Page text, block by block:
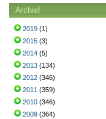
Archief
2019 (1)
2015 (3)
2014 (5)
2013 (134)
2012 (346)
2011 (359)
2010 (346)
2009 (364)